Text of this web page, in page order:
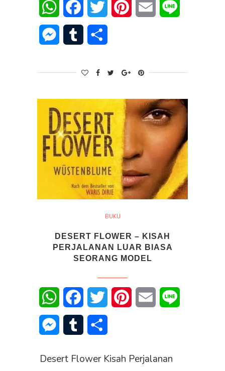
WhatsAppFacebookTwitter PinterestEmail
Messenger
Tumblr
BUKU
DESERT FLOWER – KISAH
PERJALANAN LUAR BIASA
SEORANG MODEL
WhatsAppFacebookTwitter PinterestEmail
Messenger
Tumblr
Desert Flower Kisah Perjalanan